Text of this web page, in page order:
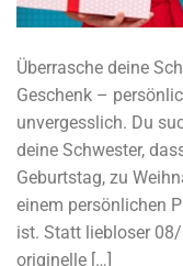
Überrasche deine
Geschenk –
unvergesslich. Du
deine Schwester,
Geburtstag, zu
einem persönlichen
ist. Statt liebloser
originelle […]